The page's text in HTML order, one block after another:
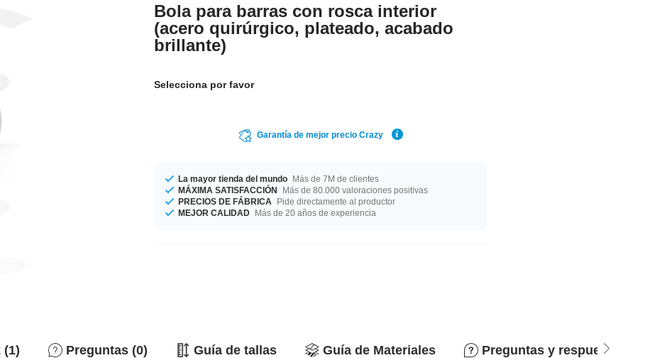
Bola para barras con rosca interior
(acero quirúrgico, plateado, acabado
brillante)
Selecciona por favor
Garantía de mejor precio Crazy
La mayor tienda del mundo Más de 7M de clientes
MÁXIMA SATISFACCIÓN
Más de 80.000 valoraciones positivas
PRECIOS DE FÁBRICA
Pide directamente al productor
MEJOR CALIDAD Más de 20 años de experiencia
(1) Preguntas (0) Guía de tallas Guía de Materiales Preguntas y respuestas